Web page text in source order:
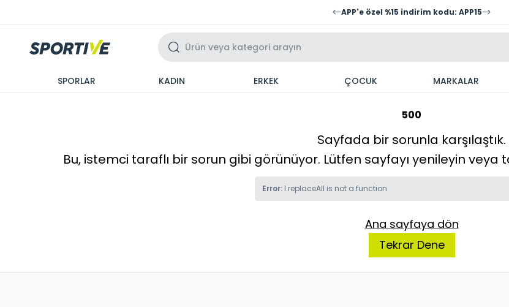
APP'e özel %15 indirim kodu: APP15
SPORLAR KADIN ERKEK ÇOCUK MARKALAR
500
Sayfada bir sorunla karşılaştık.
Bu, istemci taraflı bir sorun gibi görünüyor. Lütfen sayfayı yenileyin veya
Error: l.replaceAll is not a function
Ana sayfaya dön
Tekrar Dene